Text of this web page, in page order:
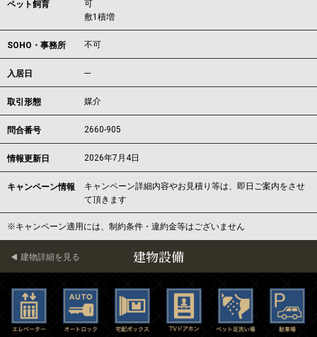
ペット飼育
可
敷1積増
SOHO・事務所 不可
入居日 ---
取引形態 媒介
問合番号 2660-905
情報更新日 2026年7月4日
キャンペーン情報
キャンペーン詳細内容やお見積り等は、即日ご案内をさせ
て頂きます
※キャンペーン適用には、制約条件・違約金等はございません
建物設備
建物詳細を見る